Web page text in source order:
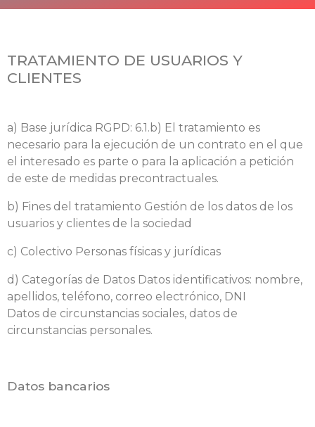
TRATAMIENTO DE USUARIOS Y
CLIENTES
a) Base jurídica RGPD: 6.1.b) El tratamiento es
necesario para la ejecución de un contrato en el que
el interesado es parte o para la aplicación a petición
de este de medidas precontractuales.
b) Fines del tratamiento Gestión de los datos de los
usuarios y clientes de la sociedad
c) Colectivo Personas físicas y jurídicas
d) Categorías de Datos Datos identificativos: nombre,
apellidos, teléfono, correo electrónico, DNI
Datos de circunstancias sociales, datos de
circunstancias personales.
Datos bancarios